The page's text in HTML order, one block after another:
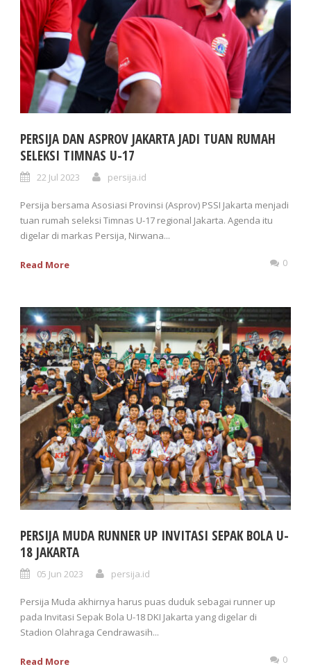
PERSIJA DAN ASPROV JAKARTA JADI TUAN RUMAH
SELEKSI TIMNAS U-17
22 Jul 2023 persija.id
Persija bersama Asosiasi Provinsi (Asprov) PSSI Jakarta menjadi
tuan rumah seleksi Timnas U-17 regional Jakarta. Agenda itu
digelar di markas Persija, Nirwana...
Read More 0
PERSIJA MUDA RUNNER UP INVITASI SEPAK BOLA U-
18 JAKARTA
05 Jun 2023 persija.id
Persija Muda akhirnya harus puas duduk sebagai runner up
pada Invitasi Sepak Bola U-18 DKI Jakarta yang digelar di
Stadion Olahraga Cendrawasih...
Read More 0